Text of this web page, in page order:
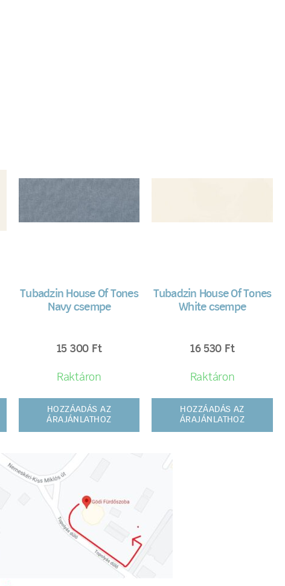
Tubadzin House Of Tones
Navy csempe
15 300 Ft
Raktáron
HOZZÁADÁS AZ
ÁRAJÁNLATHOZ
Tubadzin House Of Tones
White csempe
16 530 Ft
Raktáron
HOZZÁADÁS AZ
ÁRAJÁNLATHOZ